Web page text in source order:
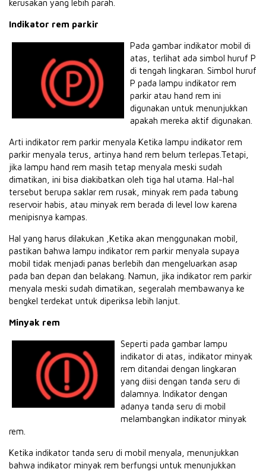
kerusakan yang lebih parah.
Indikator rem parkir
Pada gambar indikator mobil di
atas, terlihat ada simbol huruf P
di tengah lingkaran. Simbol huruf
P pada lampu indikator rem
parkir atau hand rem ini
digunakan untuk menunjukkan
apakah mereka aktif digunakan.
Arti indikator rem parkir menyala Ketika lampu indikator rem
parkir menyala terus, artinya hand rem belum terlepas.Tetapi,
jika lampu hand rem masih tetap menyala meski sudah
dimatikan, ini bisa diakibatkan oleh tiga hal utama. Hal-hal
tersebut berupa saklar rem rusak, minyak rem pada tabung
reservoir habis, atau minyak rem berada di level low karena
menipisnya kampas.
Hal yang harus dilakukan ,Ketika akan menggunakan mobil,
pastikan bahwa lampu indikator rem parkir menyala supaya
mobil tidak menjadi panas berlebih dan mengeluarkan asap
pada ban depan dan belakang. Namun, jika indikator rem parkir
menyala meski sudah dimatikan, segeralah membawanya ke
bengkel terdekat untuk diperiksa lebih lanjut.
Minyak rem
Seperti pada gambar lampu
indikator di atas, indikator minyak
rem ditandai dengan lingkaran
yang diisi dengan tanda seru di
dalamnya. Indikator dengan
adanya tanda seru di mobil
melambangkan indikator minyak
rem.
Ketika indikator tanda seru di mobil menyala, menunjukkan
bahwa indikator minyak rem berfungsi untuk menunjukkan